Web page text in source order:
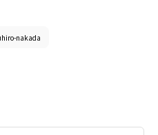
nakada